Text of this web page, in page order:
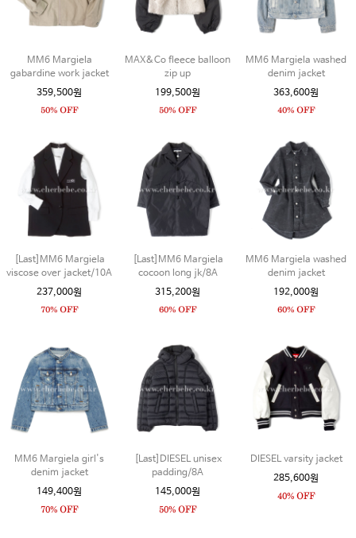
MM6 Margiela
gabardine work jacket
359,500원
MAX&Co fleece balloon
zip up
199,500원
MM6 Margiela washed
denim jacket
363,600원
[Last]MM6 Margiela
viscose over jacket/10A
237,000원
[Last]MM6 Margiela
cocoon long jk/8A
315,200원
MM6 Margiela washed
denim jacket
192,000원
MM6 Margiela girl's
denim jacket
149,400원
[Last]DIESEL unisex
padding/8A
145,000원
DIESEL varsity jacket
285,600원